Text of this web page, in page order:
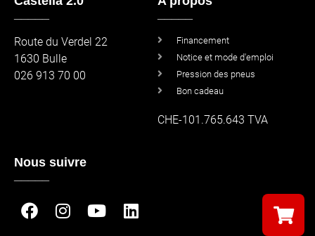
Route du Verdel 22
1630 Bulle
026 913 70 00
Financement
Notice et mode d'emploi
Pression des pneus
Bon cadeau
CHE-101.765.643 TVA
Nous suivre